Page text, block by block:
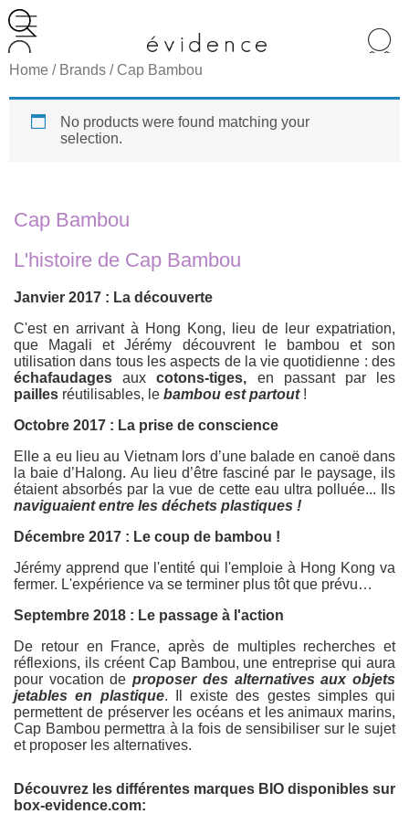
de
produits
Home / Brands / Cap Bambou
No products were found matching your
selection.
Cap Bambou
L'histoire de Cap Bambou
Janvier 2017 : La découverte
C'est en arrivant à Hong Kong, lieu de leur expatriation,
que Magali et Jérémy découvrent le bambou et son
utilisation dans tous les aspects de la vie quotidienne : des
échafaudages auxcotons-tiges, en passant par les
pailles réutilisables, le bambou est partout!
Octobre 2017 : La prise de conscience
Elle a eu lieu au Vietnam lors d’une balade en canoë dans
la baie d’Halong. Au lieu d’être fasciné par le paysage, ils
étaient absorbés par la vue de cette eau ultra polluée... Ils
naviguaient entre les déchets plastiques !
Décembre 2017 : Le coup de bambou !
Jérémy apprend que l'entité qui l'emploie à Hong Kong va
fermer. L'expérience va se terminer plus tôt que prévu…
Septembre 2018 : Le passage à l'action
De retour en France, après de multiples recherches et
réflexions, ils créent Cap Bambou, une entreprise qui aura
pour vocation deproposer des alternatives aux objets
jetables en plastique. Il existe des gestes simples qui
permettent de préserver les océans et les animaux marins,
Cap Bambou permettra à la fois de sensibiliser sur le sujet
et proposer les alternatives.
Découvrez les différentes marques BIO disponibles sur
box-evidence.com: